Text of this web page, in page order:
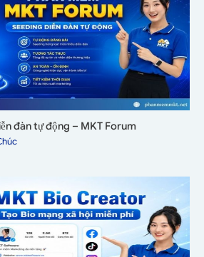
đàn tự động – MKT Forum